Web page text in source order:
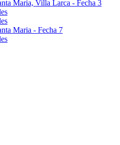
Maria, Villa Larca - Fecha 3
Maria - Fecha 7